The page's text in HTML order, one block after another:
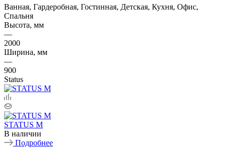
Ванная, Гардеробная, Гостинная, Детская, Кухня, Офис,
Спальня
Высота, мм
—
2000
Ширина, мм
—
900
Status
STATUS M
В наличии
Подробнее